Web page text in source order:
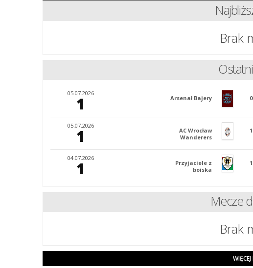
Brak
05.07.2026
1 Arsenał Bajery 0
05.07.2026
1
AC Wrocław
Wanderers
04.07.2026
1
Przyjaciele z
boiska
Mecze
Brak